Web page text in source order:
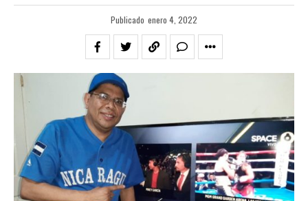
Publicado enero 4, 2022